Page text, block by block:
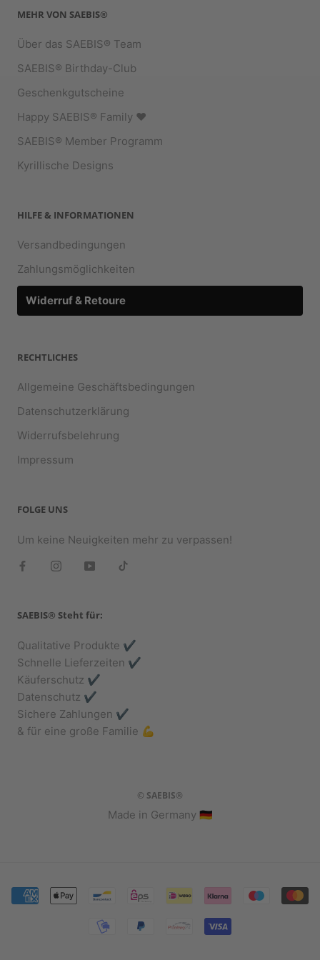
MEHR VON SAEBIS®
Über das SAEBIS® Team
SAEBIS® Birthday-Club
Geschenkgutscheine
Happy SAEBIS® Family ♥︎
SAEBIS® Member Programm
Kyrillische Designs
HILFE & INFORMATIONEN
Versandbedingungen
Zahlungsmöglichkeiten
Widerruf & Retoure
RECHTLICHES
Allgemeine Geschäftsbedingungen
Datenschutzerklärung
Widerrufsbelehrung
Impressum
FOLGE UNS
Um keine Neuigkeiten mehr zu verpassen!
SAEBIS® Steht für:
Qualitative Produkte ✔️
Schnelle Lieferzeiten ✔️
Käuferschutz ✔️
Datenschutz ✔️
Sichere Zahlungen ✔️
& für eine große Familie 💪
© SAEBIS®
Made in Germany 🇩🇪